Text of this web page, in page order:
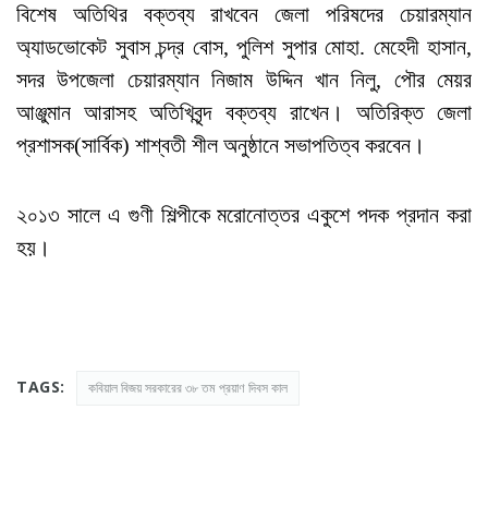
বিশেষ অতিথির বক্তব্য রাখবেন জেলা পরিষদের চেয়ারম্যান
অ্যাডভোকেট সুবাস চন্দ্র বোস, পুলিশ সুপার মোহা. মেহেদী হাসান,
সদর উপজেলা চেয়ারম্যান নিজাম উদ্দিন খান নিলু, পৌর মেয়র
আঞ্জুমান আরাসহ অতিখিবৃন্দ বক্তব্য রাখেন। অতিরিক্ত জেলা
প্রশাসক(সার্বিক) শাশ্বতী শীল অনুষ্ঠানে সভাপতিত্ব করবেন।
২০১৩ সালে এ গুণী শিল্পীকে মরোনোত্তর একুশে পদক প্রদান করা
হয়।
TAGS: কবিয়াল বিজয় সরকারের ৩৮ তম প্রয়াণ দিবস কাল